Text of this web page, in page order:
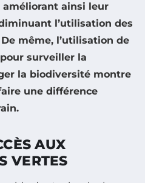
ainsi leur
l’utilisation des
même, l’utilisation de
surveiller la
la biodiversité montre
une différence
AUX
VERTES